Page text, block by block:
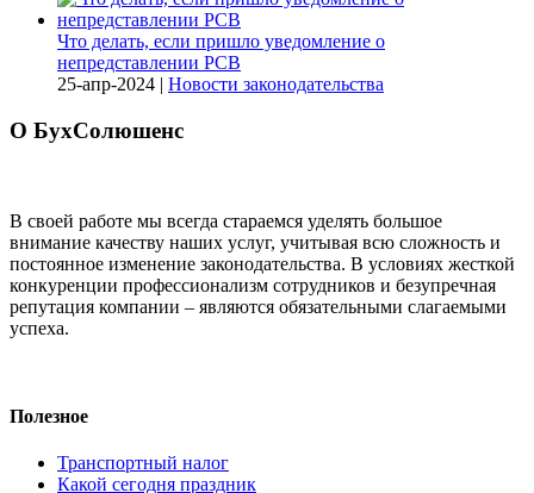
Что делать, если пришло уведомление о
непредставлении РСВ
25-апр-2024 | Новости законодательства
О БухСолюшенс
В своей работе мы всегда стараемся уделять большое
внимание качеству наших услуг, учитывая всю сложность и
постоянное изменение законодательства. В условиях жесткой
конкуренции профессионализм сотрудников и безупречная
репутация компании – являются обязательными слагаемыми
успеха.
Полезное
Транспортный налог
Какой сегодня праздник